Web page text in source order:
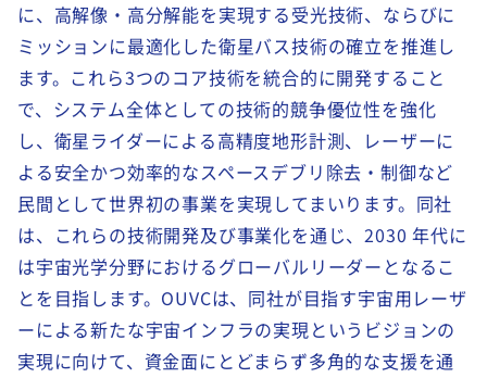
に、高解像・高分解能を実現する受光技術、ならびに
ミッションに最適化した衛星バス技術の確立を推進し
ます。 これら3つのコア技術を統合的に開発すること
で、システム全体としての技術的競争優位性を強化
し、衛星ライダーによる高精度地形計測、レーザーに
よる安全かつ効率的なスペースデブリ除去・制御など
民間として世界初の事業を実現してまいります。同社
は、これらの技術開発及び事業化を通じ、2030年代に
は宇宙光学分野におけるグローバルリーダーとなるこ
とを目指します。 OUVCは、同社が目指す宇宙用レーザ
ーによる新たな宇宙インフラの実現というビジョンの
実現に向けて、資金面にとどまらず多角的な支援を通